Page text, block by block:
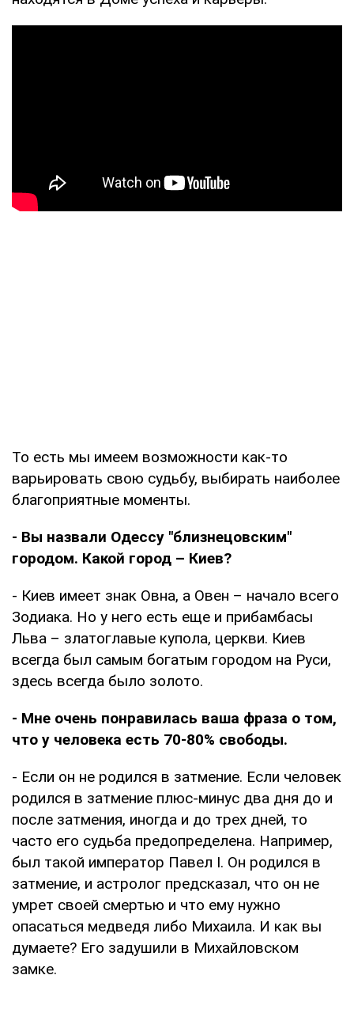
То есть мы имеем возможности как-то
варьировать свою судьбу, выбирать наиболее
благоприятные моменты.
- Вы назвали Одессу "близнецовским"
городом. Какой город – Киев?
- Киев имеет знак Овна, а Овен – начало всего
Зодиака. Но у него есть еще и прибамбасы
Льва – златоглавые купола, церкви. Киев
всегда был самым богатым городом на Руси,
здесь всегда было золото.
- Мне очень понравилась ваша фраза о том,
что у человека есть 70-80% свободы.
- Если он не родился в затмение. Если человек
родился в затмение плюс-минус два дня до и
после затмения, иногда и до трех дней, то
часто его судьба предопределена. Например,
был такой император Павел I. Он родился в
затмение, и астролог предсказал, что он не
умрет своей смертью и что ему нужно
опасаться медведя либо Михаила. И как вы
думаете? Его задушили в Михайловском
замке.